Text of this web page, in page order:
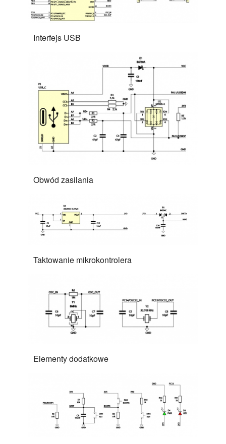
Interfejs USB
Obwód zasilania
Taktowanie mikrokontrolera
Elementy dodatkowe